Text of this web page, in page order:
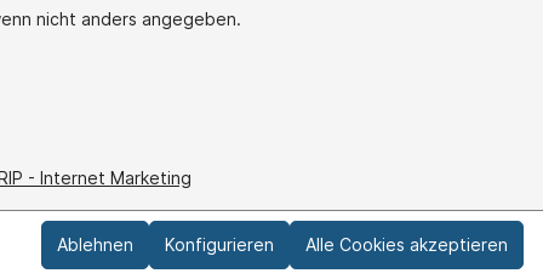
nicht anders angegeben.
- Internet Marketing
Ablehnen Konfigurieren Alle Cookies akzeptieren